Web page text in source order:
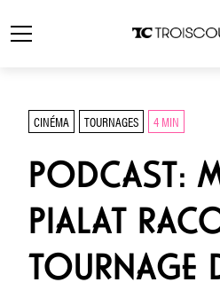
CINÉMA TOURNAGES 4 MIN
PODCAST:
PIALAT
TOURNAGE